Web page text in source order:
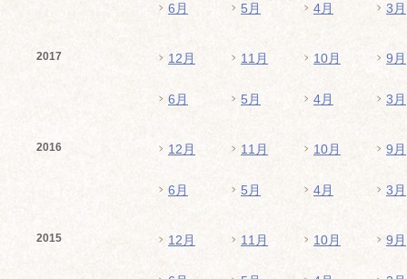
6月 5月 4月 3月
2017 12月 11月 10月 9月
6月 5月 4月 3月
2016 12月 11月 10月 9月
6月 5月 4月 3月
2015 12月 11月 10月 9月